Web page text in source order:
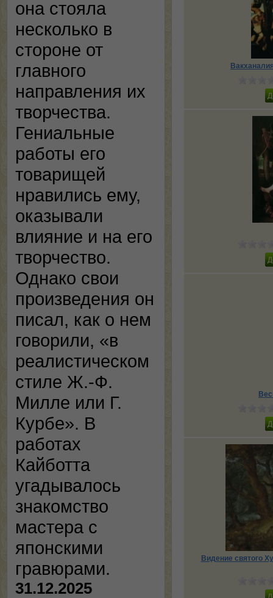
она стояла
несколько в
стороне от
главного
направления их
творчества.
Гениальные
работы его
товарищей
нравились ему,
оказывали
влияние и на его
творчество.
Однако свои
произведения он
писал, как о нем
говорили, «в
реалистическом
стиле Ж.-Ф.
Милле или Г.
Курбе». В
работах
Кайботта
угадывалось
знакомство
мастера с
японскими
гравюрами.
31.12.2025
Видение святого